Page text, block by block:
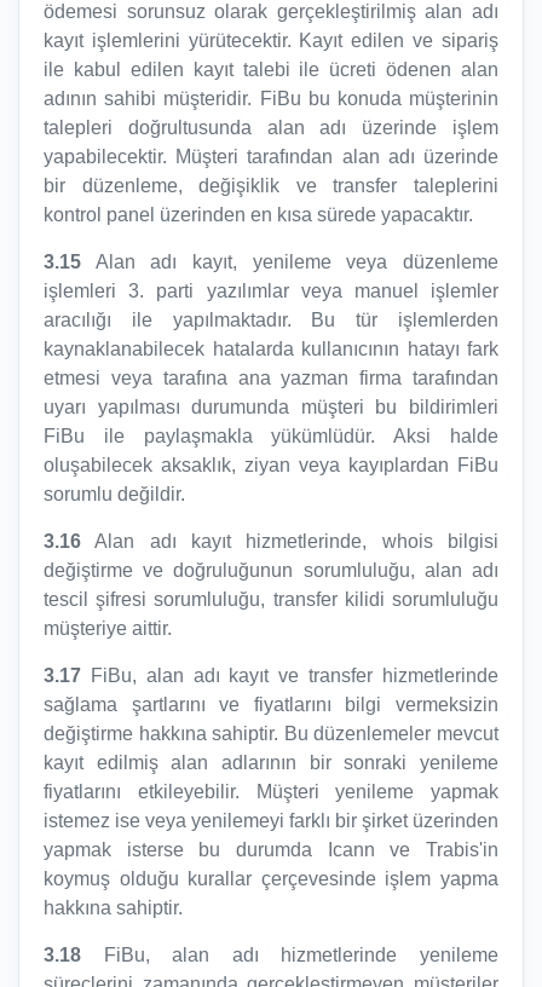
ödemesi sorunsuz olarak gerçekleştirilmiş alan adı
kayıt işlemlerini yürütecektir. Kayıt edilen ve sipariş
ile kabul edilen kayıt talebi ile ücreti ödenen alan
adının sahibi müşteridir. FiBu bu konuda müşterinin
talepleri doğrultusunda alan adı üzerinde işlem
yapabilecektir. Müşteri tarafından alan adı üzerinde
bir düzenleme, değişiklik ve transfer taleplerini
kontrol panel üzerinden en kısa sürede yapacaktır.
3.15 Alan adı kayıt, yenileme veya düzenleme
işlemleri 3. parti yazılımlar veya manuel işlemler
aracılığı ile yapılmaktadır. Bu tür işlemlerden
kaynaklanabilecek hatalarda kullanıcının hatayı fark
etmesi veya tarafına ana yazman firma tarafından
uyarı yapılması durumunda müşteri bu bildirimleri
FiBu ile paylaşmakla yükümlüdür. Aksi halde
oluşabilecek aksaklık, ziyan veya kayıplardan FiBu
sorumlu değildir.
3.16 Alan adı kayıt hizmetlerinde, whois bilgisi
değiştirme ve doğruluğunun sorumluluğu, alan adı
tescil şifresi sorumluluğu, transfer kilidi sorumluluğu
müşteriye aittir.
3.17 FiBu, alan adı kayıt ve transfer hizmetlerinde
sağlama şartlarını ve fiyatlarını bilgi vermeksizin
değiştirme hakkına sahiptir. Bu düzenlemeler mevcut
kayıt edilmiş alan adlarının bir sonraki yenileme
fiyatlarını etkileyebilir. Müşteri yenileme yapmak
istemez ise veya yenilemeyi farklı bir şirket üzerinden
yapmak isterse bu durumda Icann ve Trabis'in
koymuş olduğu kurallar çerçevesinde işlem yapma
hakkına sahiptir.
3.18 FiBu, alan adı hizmetlerinde yenileme